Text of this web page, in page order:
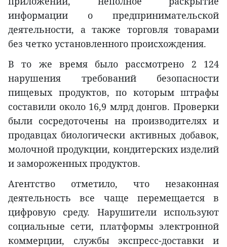
информации о предпринимательской
деятельности, а также торговля товарами
без четко установленного происхождения.
В то же время было рассмотрено 2 124
нарушения требований безопасности
пищевых продуктов, по которым штрафы
составили около 16,9 млрд донгов. Проверки
были сосредоточены на производителях и
продавцах биологически активных добавок,
молочной продукции, кондитерских изделий
и замороженных продуктов.
Агентство отметило, что незаконная
деятельность все чаще перемещается в
цифровую среду. Нарушители используют
социальные сети, платформы электронной
коммерции, службы экспресс-доставки и